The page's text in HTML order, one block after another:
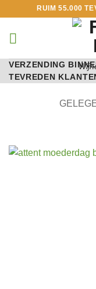
inhoud
RUIM 55.000
VERZENDING
TEVREDEN